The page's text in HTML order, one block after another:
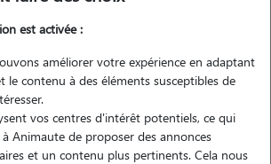
Appartement
est activée :
améliorer votre expérience en adaptant
le contenu à des éléments susceptibles de
vos centres d'intérêt potentiels, ce qui
Animaute de proposer des annonces
et un contenu plus pertinents. Cela nous